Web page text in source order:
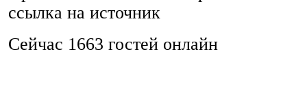
ссылка на источник
Сейчас 1663 гостей онлайн